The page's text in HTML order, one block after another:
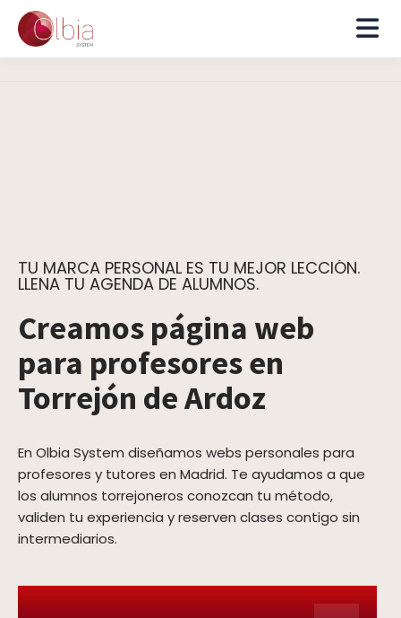
TU MARCA PERSONAL ES TU MEJOR LECCIÓN.
LLENA TU AGENDA DE ALUMNOS.
Creamos página web
para profesores en
Torrejón de Ardoz
En Olbia System diseñamos webs personales para
profesores y tutores en Madrid. Te ayudamos a que
los alumnos torrejoneros conozcan tu método,
validen tu experiencia y reserven clases contigo sin
intermediarios.